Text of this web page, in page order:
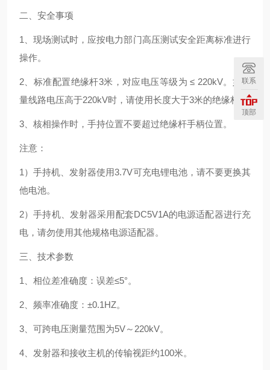
二、安全事项
1、现场测试时，应按电力部门高压测试安全距离标准进行
操作。
2、标准配置绝缘杆3米，对应电压等级为 ≤ 220kV。如测
量线路电压高于220kV时，请使用长度大于3米的绝缘杆。
3、核相操作时，手持位置不要超过绝缘杆手柄位置。
注意：
1）手持机、发射器使用3.7V可充电锂电池，请不要更换其
他电池。
2）手持机、发射器采用配套DC5V1A的电源适配器进行充
电，请勿使用其他规格电源适配器。
三、技术参数
1、相位差准确度：误差≤5°。
2、频率准确度：±0.1HZ。
3、可跨电压测量范围为5V～220kV。
4、发射器和接收主机的传输视距约100米。
联系
顶部